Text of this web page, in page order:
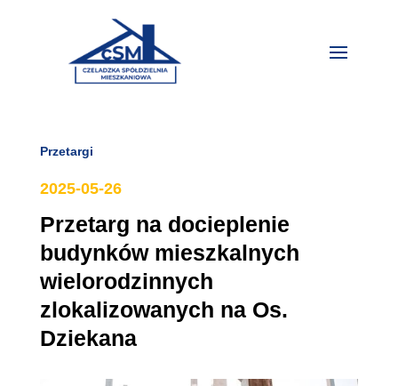
Przetargi
2025-05-26
Przetarg na docieplenie
budynków mieszkalnych
wielorodzinnych
zlokalizowanych na Os.
Dziekana